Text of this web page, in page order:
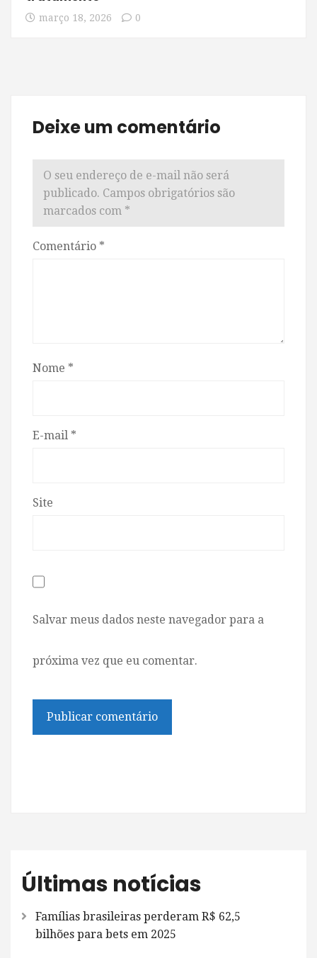
março 18, 2026 0
Deixe um comentário
O seu endereço de e-mail não será
publicado. Campos obrigatórios são
marcados com *
Comentário *
Nome *
E-mail *
Site
Salvar meus dados neste navegador para a
próxima vez que eu comentar.
Últimas notícias
Famílias brasileiras perderam R$ 62,5
bilhões para bets em 2025